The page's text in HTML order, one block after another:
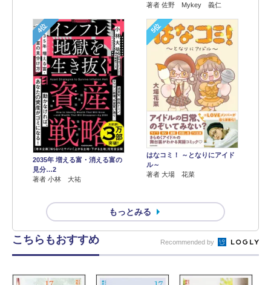
著者 佐野 Mykey 義仁
4位
2035年 増える富・消える富の
見分…2
著者 小林 大祐
5位
はなコミ！ ～となりにアイド
ル～
著者 大場 花菜
もっとみる
こちらもおすすめ Recommended by